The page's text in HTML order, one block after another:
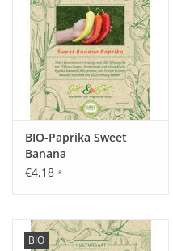
Saattiefe: 2 - 3 cm.
Standort:
Sonnig bis halbschattig,
humoser und feuchter
Überdüngung vermeiden.
Ca. 3 - 4 Monate nach der
6 Wochen.
BIO-Paprika Sweet
Banana
€4,18 *
BIO